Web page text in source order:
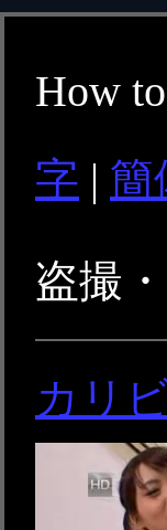
How
字 | 簡
盗撮
カリ